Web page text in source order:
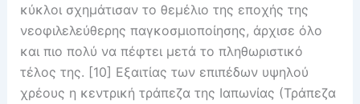
κύκλοι σχημάτισαν το θεμέλιο της εποχής της
νεοφιλελεύθερης παγκοσμιοποίησης, άρχισε όλο
και πιο πολύ να πέφτει μετά το πληθωριστικό
τέλος της. [10] Εξαιτίας των επιπέδων υψηλού
χρέους η κεντρική τράπεζα της Ιαπωνίας (Τράπεζα